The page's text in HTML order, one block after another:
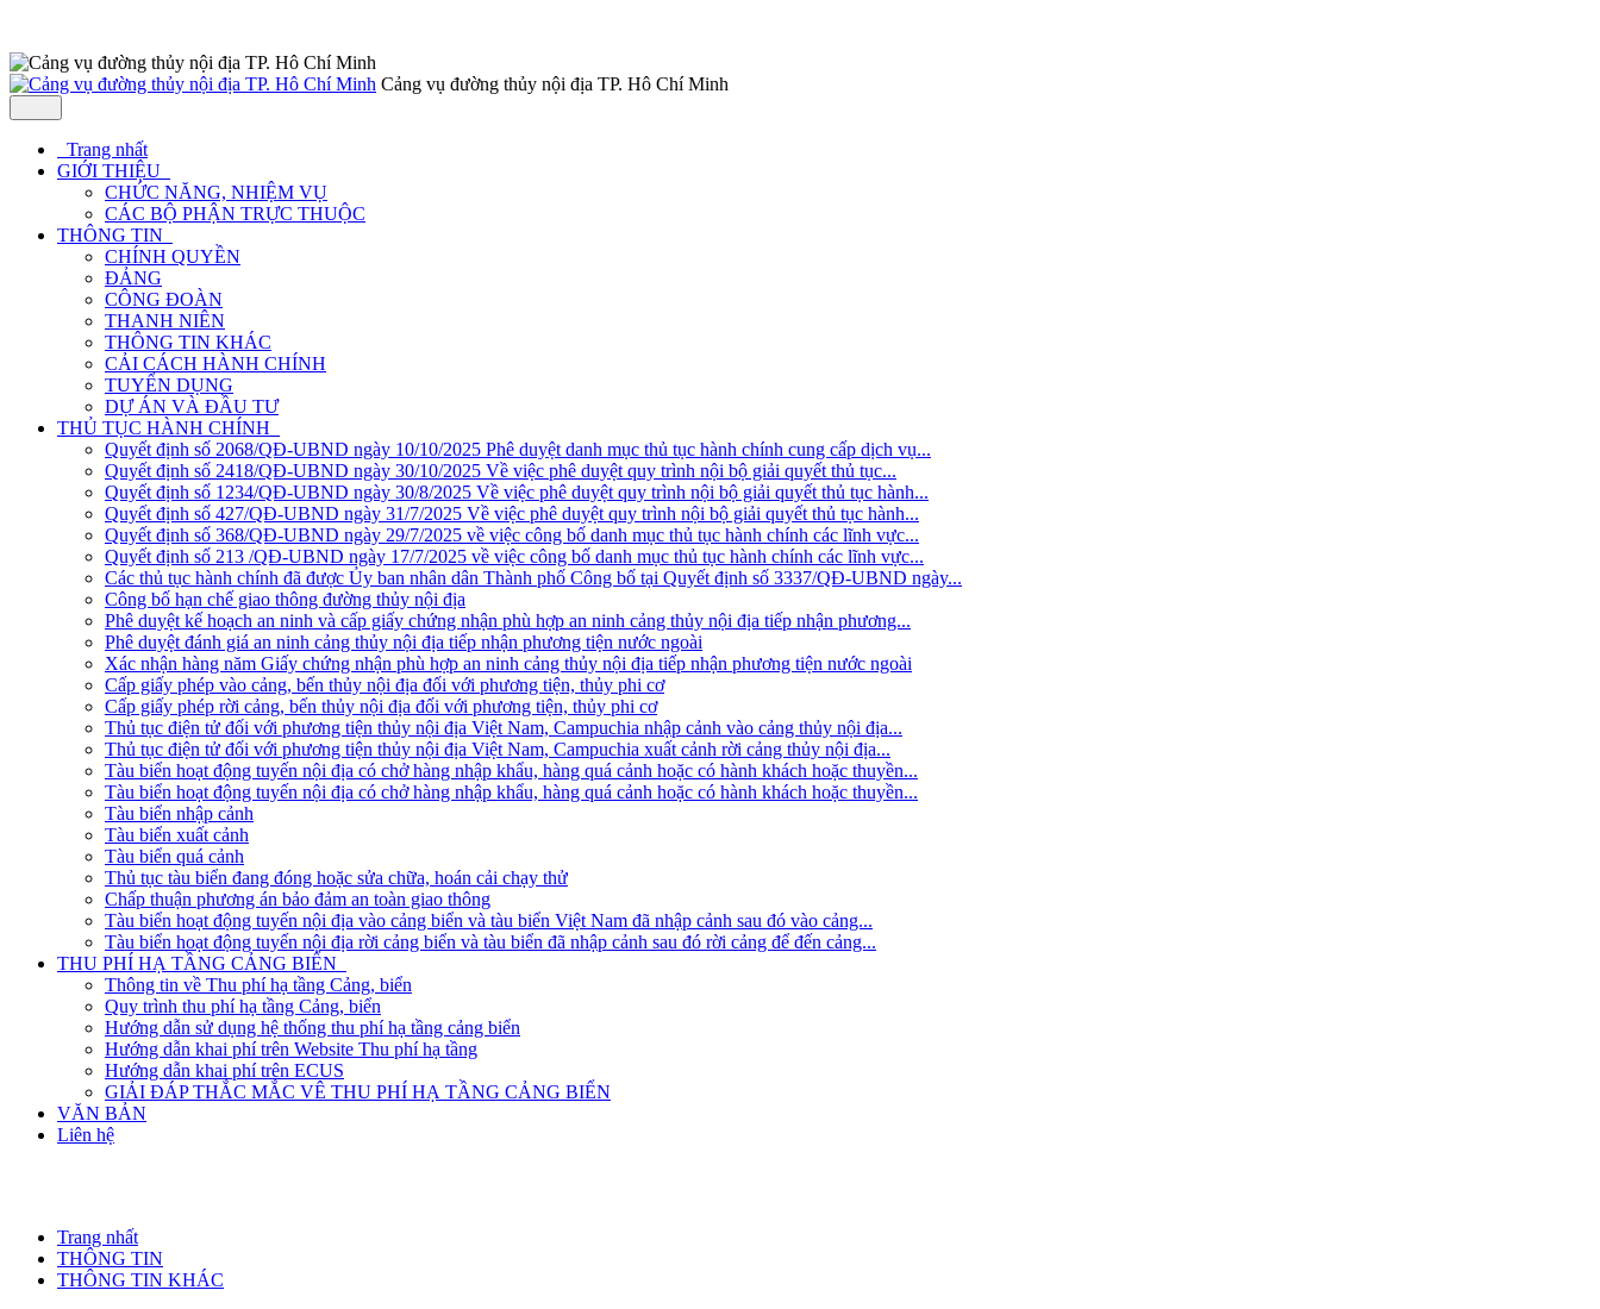
Cảng vụ đường thủy nội địa TP. Hô Chí Minh
Trang nhất
GIỚI THIỆU
CHỨC NĂNG, NHIỆM VỤ
CÁC BỘ PHẬN TRỰC THUỘC
THÔNG TIN
CHÍNH QUYỀN
ĐẢNG
CÔNG ĐOÀN
THANH NIÊN
THÔNG TIN KHÁC
CẢI CÁCH HÀNH CHÍNH
TUYỂN DỤNG
DỰ ÁN VÀ ĐẦU TƯ
THỦ TỤC HÀNH CHÍNH
Quyết định số 2068/QĐ-UBND ngày 10/10/2025 Phê duyệt danh mục thủ tục hành chính cung cấp dịch vụ...
Quyết định số 2418/QĐ-UBND ngày 30/10/2025 Về việc phê duyệt quy trình nội bộ giải quyết thủ tục...
Quyết định số 1234/QĐ-UBND ngày 30/8/2025 Về việc phê duyệt quy trình nội bộ giải quyết thủ tục hành...
Quyết định số 427/QĐ-UBND ngày 31/7/2025 Về việc phê duyệt quy trình nội bộ giải quyết thủ tục hành...
Quyết định số 368/QĐ-UBND ngày 29/7/2025 về việc công bố danh mục thủ tục hành chính các lĩnh vực...
Quyết định số 213 /QĐ-UBND ngày 17/7/2025 về việc công bố danh mục thủ tục hành chính các lĩnh vực...
Các thủ tục hành chính đã được Ủy ban nhân dân Thành phố Công bố tại Quyết định số 3337/QĐ-UBND ngày...
Công bố hạn chế giao thông đường thủy nội địa
Phê duyệt kế hoạch an ninh và cấp giấy chứng nhận phù hợp an ninh cảng thủy nội địa tiếp nhận phương...
Phê duyệt đánh giá an ninh cảng thủy nội địa tiếp nhận phương tiện nước ngoài
Xác nhận hàng năm Giấy chứng nhận phù hợp an ninh cảng thủy nội địa tiếp nhận phương tiện nước ngoài
Cấp giấy phép vào cảng, bến thủy nội địa đối với phương tiện, thủy phi cơ
Cấp giấy phép rời cảng, bến thủy nội địa đối với phương tiện, thủy phi cơ
Thủ tục điện tử đối với phương tiện thủy nội địa Việt Nam, Campuchia nhập cảnh vào cảng thủy nội địa...
Thủ tục điện tử đối với phương tiện thủy nội địa Việt Nam, Campuchia xuất cảnh rời cảng thủy nội địa...
Tàu biển hoạt động tuyến nội địa có chở hàng nhập khẩu, hàng quá cảnh hoặc có hành khách hoặc thuyền...
Tàu biển hoạt động tuyến nội địa có chở hàng nhập khẩu, hàng quá cảnh hoặc có hành khách hoặc thuyền...
Tàu biển nhập cảnh
Tàu biển xuất cảnh
Tàu biển quá cảnh
Thủ tục tàu biển đang đóng hoặc sửa chữa, hoán cải chạy thử
Chấp thuận phương án bảo đảm an toàn giao thông
Tàu biển hoạt động tuyến nội địa vào cảng biển và tàu biển Việt Nam đã nhập cảnh sau đó vào cảng...
Tàu biển hoạt động tuyến nội địa rời cảng biển và tàu biển đã nhập cảnh sau đó rời cảng để đến cảng...
THU PHÍ HẠ TẦNG CẢNG BIỂN
Thông tin về Thu phí hạ tầng Cảng, biển
Quy trình thu phí hạ tầng Cảng, biển
Hướng dẫn sử dụng hệ thống thu phí hạ tầng cảng biển
Hướng dẫn khai phí trên Website Thu phí hạ tầng
Hướng dẫn khai phí trên ECUS
GIẢI ĐÁP THẮC MẮC VÊ THU PHÍ HẠ TẦNG CẢNG BIỂN
VĂN BẢN
Liên hệ
Trang nhất
THÔNG TIN
THÔNG TIN KHÁC